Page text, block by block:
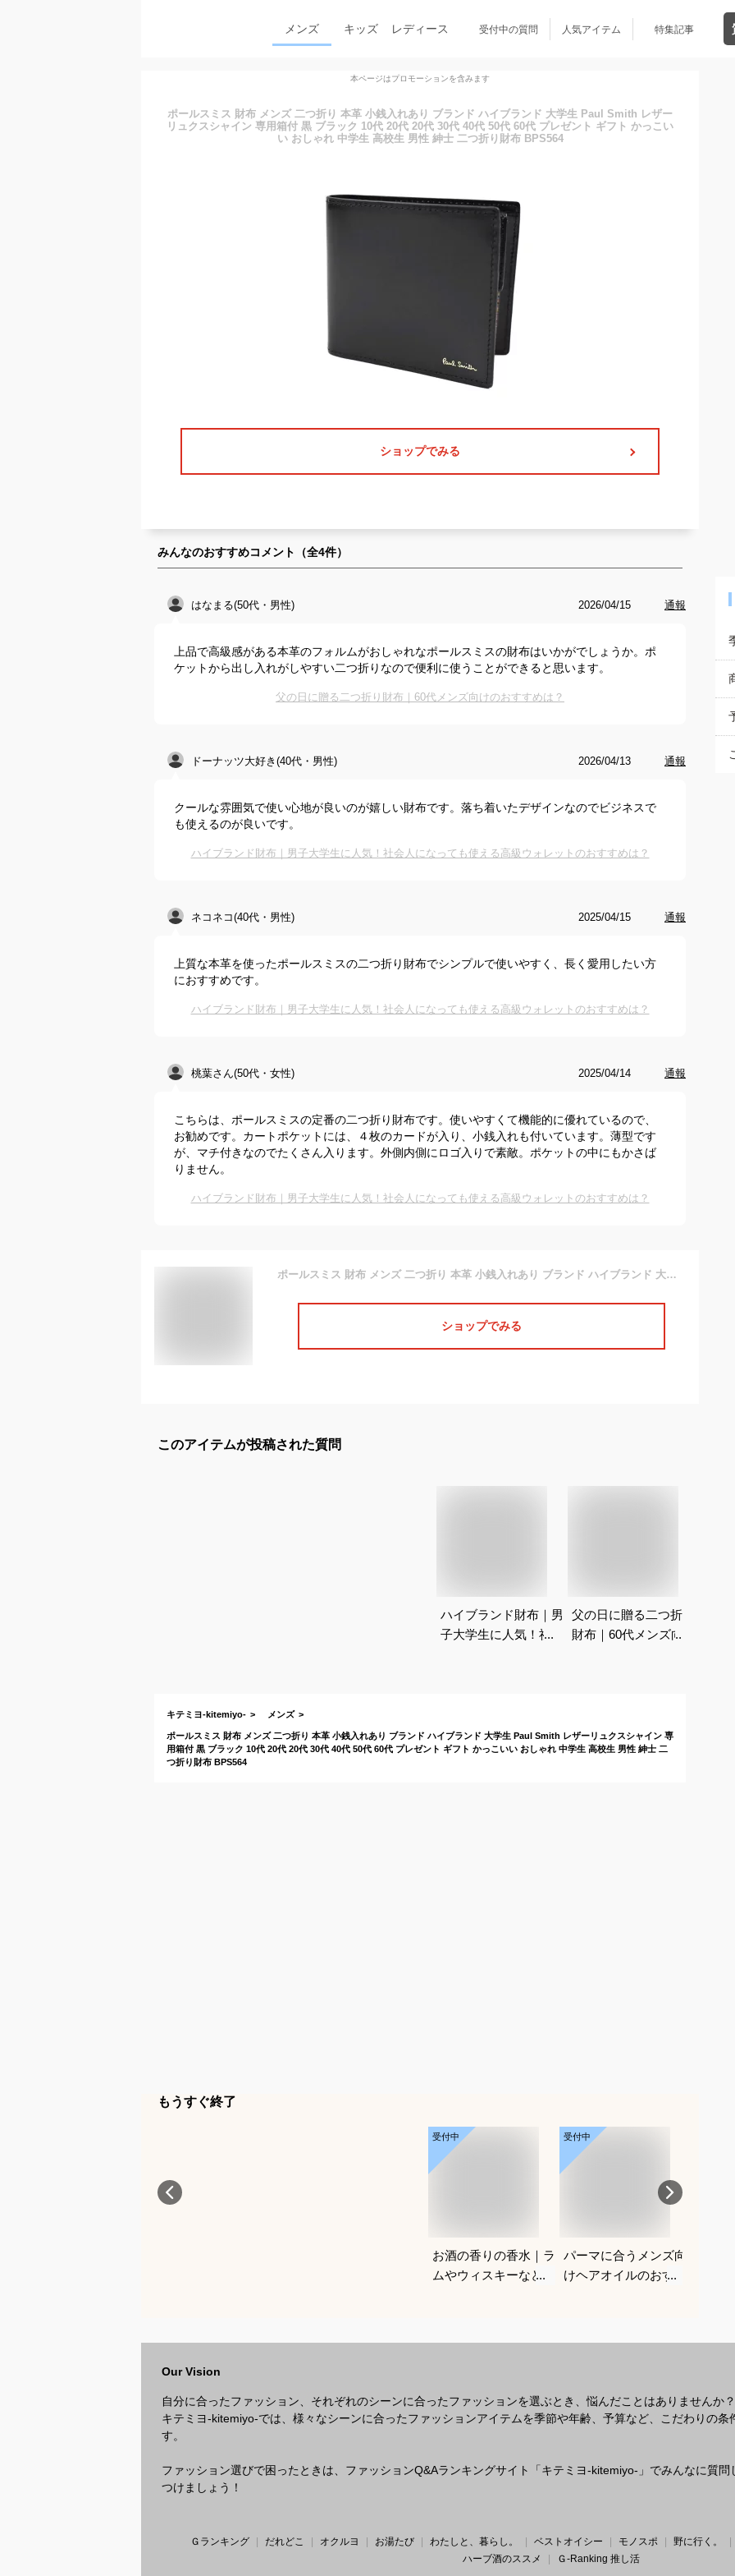
メンズ キッズ レディース 受付中の質問 人気アイテム 特集記事
本ページはプロモーションを含みます
ポールスミス 財布 メンズ 二つ折り 本革 小銭入れあり ブランド ハイブランド 大学生 Paul Smith レザー
リュクスシャイン 専用箱付 黒 ブラック 10代 20代 20代 30代 40代 50代 60代 プレゼント ギフト かっこい
い おしゃれ 中学生 高校生 男性 紳士 二つ折り財布 BPS564
ショップでみる
みんなのおすすめコメント（全4件）
はなまる(50代・男性) 2026/04/15 通報
上品で高級感がある本革のフォルムがおしゃれなポールスミスの財布はいかがでしょうか。ポ
ケットから出し入れがしやすい二つ折りなので便利に使うことができると思います。
父の日に贈る二つ折り財布｜60代メンズ向けのおすすめは？
ドーナッツ大好き(40代・男性) 2026/04/13 通報
クールな雰囲気で使い心地が良いのが嬉しい財布です。落ち着いたデザインなのでビジネスで
も使えるのが良いです。
ハイブランド財布｜男子大学生に人気！社会人になっても使える高級ウォレットのおすすめは？
ネコネコ(40代・男性) 2025/04/15 通報
上質な本革を使ったポールスミスの二つ折り財布でシンプルで使いやすく、長く愛用したい方
におすすめです。
ハイブランド財布｜男子大学生に人気！社会人になっても使える高級ウォレットのおすすめは？
桃葉さん(50代・女性) 2025/04/14 通報
こちらは、ポールスミスの定番の二つ折り財布です。使いやすくて機能的に優れているので、
お勧めです。カートポケットには、４枚のカードが入り、小銭入れも付いています。薄型です
が、マチ付きなのでたくさん入ります。外側内側にロゴ入りで素敵。ポケットの中にもかさば
りません。
ハイブランド財布｜男子大学生に人気！社会人になっても使える高級ウォレットのおすすめは？
ポールスミス 財布 メンズ 二つ折り 本革 小銭入れあり ブランド ハイブランド 大学生 Paul Smith レザーリュクスシャイン 専用箱付 黒 ブラック 10代 20代 20代 30代 40代 50代 60代 プレゼント ギフト かっこいい おしゃれ 中学生 高校生 男性 紳士 二つ折り財布 BPS564
ショップでみる
このアイテムが投稿された質問
ハイブランド財布｜男
子大学生に人気！社会
父の日に贈る二つ折り
財布｜60代メンズ向
キテミヨ-kitemiyo- メンズ
ポールスミス 財布 メンズ 二つ折り 本革 小銭入れあり ブランド ハイブランド 大学生 Paul Smith レザーリュクスシャイン 専
用箱付 黒 ブラック 10代 20代 20代 30代 40代 50代 60代 プレゼント ギフト かっこいい おしゃれ 中学生 高校生 男性 紳士 二
つ折り財布 BPS564
もうすぐ終了
受付中
お酒の香りの香水｜ラ
ムやウィスキーなどの
受付中
パーマに合うメンズ向
けヘアオイルのおすす
Our Vision
自分に合ったファッション、それぞれのシーンに合ったファッションを選ぶとき、悩んだことはありませんか？
キテミヨ-kitemiyo-では、様々なシーンに合ったファッションアイテムを季節や年齢、予算など、こだわりの条
す。
ファッション選びで困ったときは、ファッションQ&Aランキングサイト「キテミヨ-kitemiyo-」でみんなに質
つけましょう！
Ｇランキング だれどこ オクルヨ お湯たび わたしと、暮らし。 ベストオイシー モノスポ 野に行く。
ハーブ酒のススメ
Ｇ-Ranking 推し活